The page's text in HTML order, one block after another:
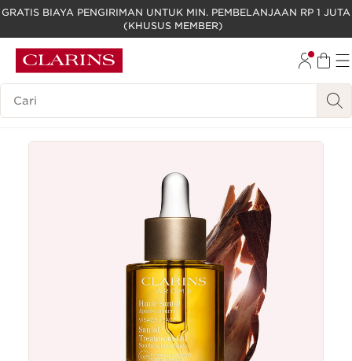
LEWATI KE KONTEN
GO TO FOOTER
GRATIS BIAYA PENGIRIMAN UNTUK MIN. PEMBELANJAAN RP 1 JUTA
(KHUSUS MEMBER)
Legenda Pencarian